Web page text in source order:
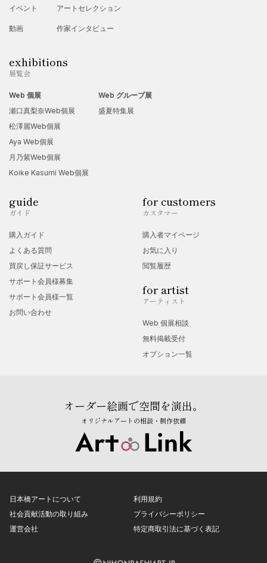
イベント
動画
アートセレクション
作家インタビュー
exhibitions
展覧会
Web 個展
瀬口真梨奈Web個展
松澤麗Web個展
Aya Web個展
月乃紫Web個展
Koike Kasumi Web個展
Web グループ展
盛夏特集展
guide
ガイド
購入ガイド
よくある質問
買戻し保証サービス
サポート会員様募集
サポート会員様一覧
お問い合わせ
for customers
カスタマー
購入者マイページ
お気に入り
閲覧履歴
for artist
アーティスト
Web 個展相談
無料掲載受付
オプション一覧
オーダー絵画で空間を演出。
オリジナルアートの相談・制作依頼
日本橋アートについて
社会貢献活動の取り組み
運営会社
利用規約
プライバシーポリシー
特定商取引法に基づく表記